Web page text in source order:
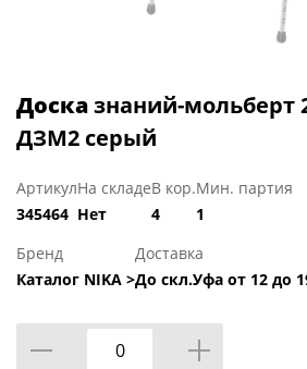
Досказнаний-мольберт
ДЗМ2 серый
Артикул
345464
На складе
Нет
В кор.
4
Мин. партия
1
Бренд
Каталог NIKA >
Доставка
До скл.Уфа от 12 до